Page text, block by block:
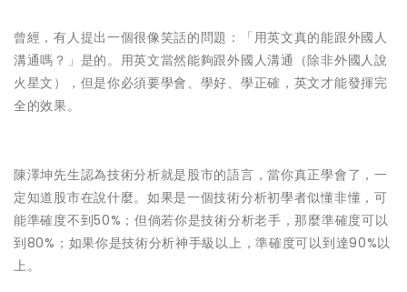
曾經，有人提出一個很像笑話的問題：「用英文真的能跟外國人
溝通嗎？」是的。用英文當然能夠跟外國人溝通（除非外國人說
火星文），但是你必須要學會、學好、學正確，英文才能發揮完
全的效果。
陳澤坤先生認為技術分析就是股市的語言，當你真正學會了，一
定知道股市在說什麼。如果是一個技術分析初學者似懂非懂，可
能準確度不到50%；但倘若你是技術分析老手，那麼準確度可以
到80%；如果你是技術分析神手級以上，準確度可以到達90%以
上。